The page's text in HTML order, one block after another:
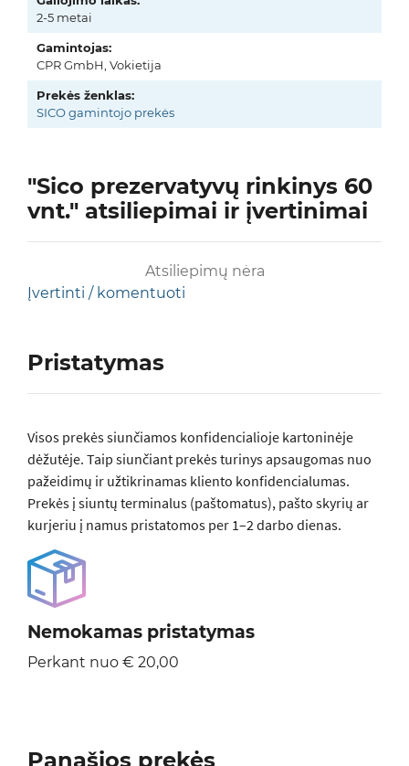
2-5 metai
Gamintojas:
CPR GmbH, Vokietija
Prekės ženklas:
SICO gamintojo prekės
"Sico prezervatyvų rinkinys 60
vnt." atsiliepimai ir įvertinimai
Atsiliepimų nėra
Įvertinti / komentuoti
Pristatymas
Visos prеkės siunčiamos konfidencialioje kartoninėje
dėžutėje. Taip siunčiant prekės turinys apsaugomas nuo
pažeidimų ir užtikrinamas kliento konfidencialumas.
Prekės į siuntų terminalus (paštomatus), pašto skyrių ar
kurjeriu į namus pristatomos per 1–2 darbo dienas.
Nemokamas pristatymas
Perkant nuo € 20,00
Panašios prekės